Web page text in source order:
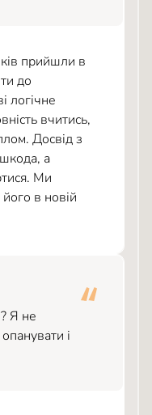
прийшли в
до
логічне
вчитись,
Досвід з
а
Ми
в новій
Я не
і